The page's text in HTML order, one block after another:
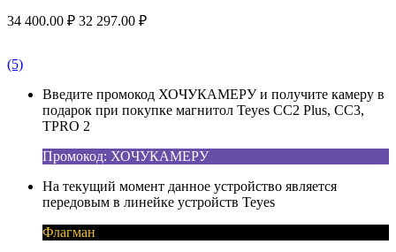
34 400.00 ₽ 32 297.00 ₽
(5)
Введите промокод ХОЧУКАМЕРУ и получите камеру в
подарок при покупке магнитол Teyes CC2 Plus, CC3,
TPRO 2
Промокод: ХОЧУКАМЕРУ
На текущий момент данное устройство является
передовым в линейке устройств Teyes
Флагман